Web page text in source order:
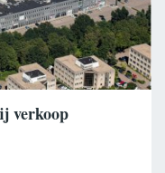
verkoop